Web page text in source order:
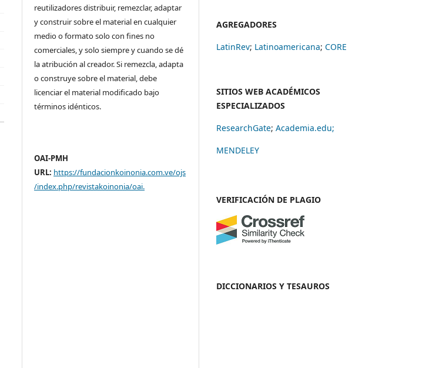
reutilizadores distribuir, remezclar, adaptar
y construir sobre el material en cualquier
medio o formato solo con fines no
comerciales, y solo siempre y cuando se dé
la atribución al creador. Si remezcla, adapta
o construye sobre el material, debe
licenciar el material modificado bajo
términos idénticos.
OAI-PMH
URL: https://fundacionkoinonia.com.ve/ojs
/index.php/revistakoinonia/oai.
AGREGADORES
LatinRev; Latinoamericana; CORE
SITIOS WEB ACADÉMICOS
ESPECIALIZADOS
ResearchGate; Academia.edu;
MENDELEY
VERIFICACIÓN DE PLAGIO
DICCIONARIOS Y TESAUROS